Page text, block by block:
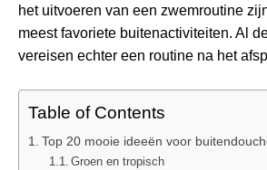
het uitvoeren van een zwemroutine
meest favoriete buitenactiviteiten. Al
vereisen echter een routine na het
Table of Contents
Top 20 mooie ideeën voor
Groen en tropisch